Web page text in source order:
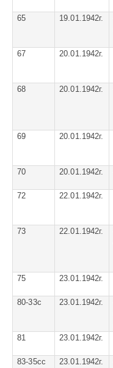
65
19.01.1942г.
67
20.01.1942г.
68
20.01.1942г.
69
20.01.1942г.
70
20.01.1942г.
72
22.01.1942г.
73
22.01.1942г.
75
23.01.1942г.
80-33с
23.01.1942г.
81
23.01.1942г.
83-35сс
23.01.1942г.